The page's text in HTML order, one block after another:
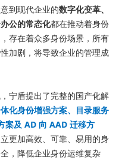
到现代企业的数字化变革、
公的常态化都在推动着身份
存在着众多身份场景，所有
加剧，将导致企业的管理成
宁盾提出了完整的国产化解
化身份增强方案、目录服务
案及 AD 向 AAD 迁移方
更加高效、可靠、易用的身
，降低企业身份运维复杂